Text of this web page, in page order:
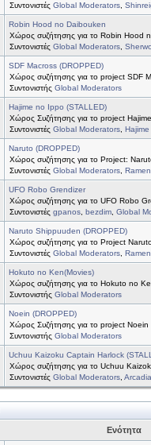
Συντονιστές Global Moderators
Robin Hood no Daibouken
Χώρος συζήτησης για το Robin Hood
Συντονιστές Global Moderators
SDF Macross (DROPPED)
Χώρος συζήτησης για το project SDF
Συντονιστής Global Moderators
Hajime no Ippo (STALLED)
Χώρος Συζήτησης για το project
Συντονιστές Global Moderators
Naruto (DROPPED)
Χώρος συζήτησης για το Project:
Συντονιστές Global Moderators
UFO Robo Grendizer
Χώρος συζήτησης για το UFO Robo
Συντονιστές gpanos bezdim Global
Naruto Shippuuden (DROPPED)
Χώρος συζήτησης για το Project
Συντονιστές Global Moderators
Hokuto no Ken(Movies)
Χώρος συζήτησης για το Hokuto no
Συντονιστής Global Moderators
Noein (DROPPED)
Χώρος Συζήτησης για το project Noein
Συντονιστής Global Moderators
Uchuu Kaizoku Captain Harlock
Χώρος συζήτησης για το Uchuu
Συντονιστές Global Moderators
Ενότητα